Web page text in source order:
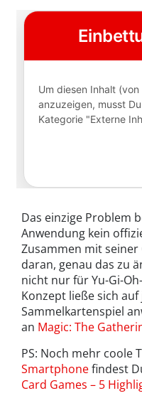
Das einzige Problem
Anwendung kein
Zusammen mit
daran, genau das zu
nicht nur für Yu-Gi-
Konzept ließe sich
Sammelkartenspiel
an Magic: The
PS: Noch mehr coole
Smartphonefindest
Card Games – 5